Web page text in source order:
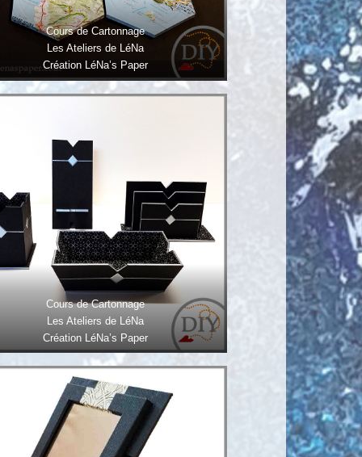
Cours de Cartonnage
Les Ateliers de LéNa
Création LéNa’s Paper
Cours de Cartonnage
Les Ateliers de LéNa
Création LéNa’s Paper